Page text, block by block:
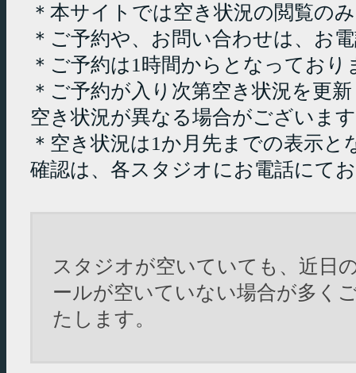
＊本サイトでは空き状況の閲覧の
＊ご予約や、お問い合わせは、お
＊ご予約は1時間からとなっており
＊ご予約が入り次第空き状況を更
空き状況が異なる場合がございま
＊空き状況は1か月先までの表示
確認は、各スタジオにお電話にて
スタジオが空いていても、近日
ールが空いていない場合が多く
たします。